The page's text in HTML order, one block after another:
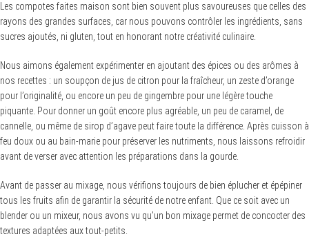
Les compotes faites maison sont bien souvent plus savoureuses que celles des
rayons des grandes surfaces, car nous pouvons contrôler les ingrédients, sans
sucres ajoutés, ni gluten, tout en honorant notre créativité culinaire.
Nous aimons également expérimenter en ajoutant des épices ou des arômes à
nos recettes : un soupçon de jus de citron pour la fraîcheur, un zeste d’orange
pour l’originalité, ou encore un peu de gingembre pour une légère touche
piquante. Pour donner un goût encore plus agréable, un peu de caramel, de
cannelle, ou même de sirop d’agave peut faire toute la différence. Après cuisson à
feu doux ou au bain-marie pour préserver les nutriments, nous laissons refroidir
avant de verser avec attention les préparations dans la gourde.
Avant de passer au mixage, nous vérifions toujours de bien éplucher et épépiner
tous les fruits afin de garantir la sécurité de notre enfant. Que ce soit avec un
blender ou un mixeur, nous avons vu qu’un bon mixage permet de concocter des
textures adaptées aux tout-petits.